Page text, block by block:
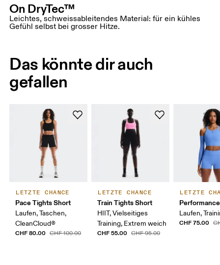
On DryTec™
Leichtes, schweissableitendes Material: für ein kühles
Gefühl selbst bei grosser Hitze.
Das könnte dir auch
gefallen
LETZTE CHANCE
Pace Tights Short
Laufen, Taschen,
CleanCloud®
CHF 80.00 CHF 100.00
LETZTE CHANCE
Train Tights Short
HIIT, Vielseitiges
Training, Extrem weich
CHF 55.00 CHF 95.00
LETZTE
Laufen,
CHF 75.00